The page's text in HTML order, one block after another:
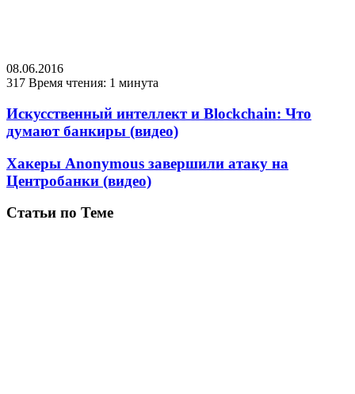
08.06.2016
317 Время чтения: 1 минута
Искусственный интеллект и Blockchain: Что
думают банкиры (видео)
Хакеры Anonymous завершили атаку на
Центробанки (видео)
Статьи по Теме